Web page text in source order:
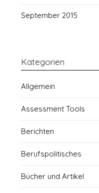
September 2015
Kategorien
Allgemein
Assessment Tools
Berichten
Berufspolitisches
Bücher und Artikel